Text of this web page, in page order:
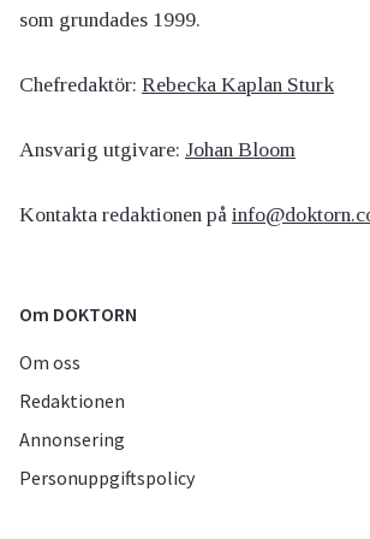
som grundades 1999.
Chefredaktör: Rebecka Kaplan Sturk
Ansvarig utgivare: Johan Bloom
Kontakta redaktionen på
Om DOKTORN
Om oss
Redaktionen
Annonsering
Personuppgiftspolicy